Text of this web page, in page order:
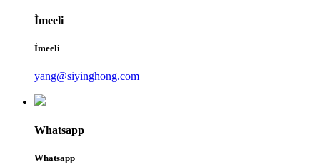
Ìmeeli
Ìmeeli
yang@siyinghong.com
Whatsapp
Whatsapp